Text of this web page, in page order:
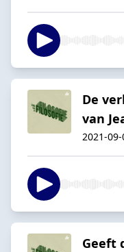
De
van
2021-
Geeft